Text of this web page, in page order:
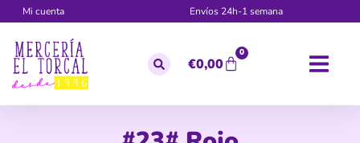
Mi cuenta Envíos 24h-1 semana
€0,00
0